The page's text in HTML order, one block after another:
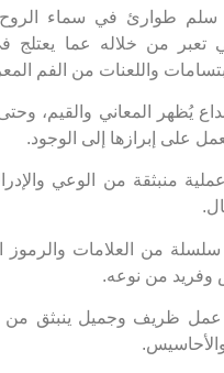
سلم طوارئ في سماء
تعبر من خلاله عما يعتلج
واللعنات من الفم
يُظهر المعاني والقيم،
على إبرازها إلى الوجود.
منبثقة من الوعي
من العلامات والرموز
من نوعه.
عمل ظريف وجميل ينبثق من